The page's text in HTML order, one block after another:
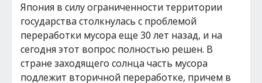
Япония в силу ограниченности территории
государства столкнулась с проблемой
переработки мусора еще 30 лет назад, и на
сегодня этот вопрос полностью решен. В
стране заходящего солнца часть мусора
подлежит вторичной переработке, причем в